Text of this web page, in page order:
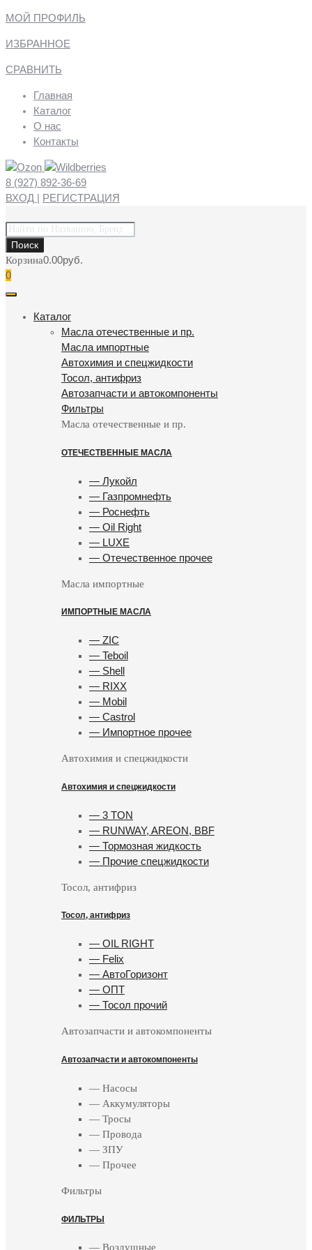
МОЙ ПРОФИЛЬ
ИЗБРАННОЕ
СРАВНИТЬ
Главная
Каталог
О нас
Контакты
8 (927) 892-36-69
ВХОД | РЕГИСТРАЦИЯ
Поиск
товаров
Поиск
Корзина0.00руб.
0
Каталог
Масла отечественные и пр.
Масла импортные
Автохимия и спецжидкости
Тосол, антифриз
Автозапчасти и автокомпоненты
Фильтры
Масла отечественные и пр.
ОТЕЧЕСТВЕННЫЕ МАСЛА
— Лукойл
— Газпромнефть
— Роснефть
— Oil Right
— LUXE
— Отечественное прочее
Масла импортные
ИМПОРТНЫЕ МАСЛА
— ZIC
— Teboil
— Shell
— RIXX
— Mobil
— Castrol
— Импортное прочее
Автохимия и спецжидкости
Автохимия и спецжидкости
— 3 TON
— RUNWAY, AREON, BBF
— Тормозная жидкость
— Прочие спецжидкости
Тосол, антифриз
Тосол, антифриз
— OIL RIGHT
— Felix
— АвтоГоризонт
— ОПТ
— Тосол прочий
Автозапчасти и автокомпоненты
Автозапчасти и автокомпоненты
— Насосы
— Аккумуляторы
— Тросы
— Провода
— ЗПУ
— Прочее
Фильтры
ФИЛЬТРЫ
— Воздушные